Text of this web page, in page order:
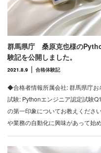
群馬県庁 桑原克也様の
験記を公開しました。
2021.8.9 合格体験記
◆合格者情報所属会社: 群馬県庁お
試験: Pythonエンジニア認定試験
の第一印象についてお教えくださ
や業務の自動化に興味があって始